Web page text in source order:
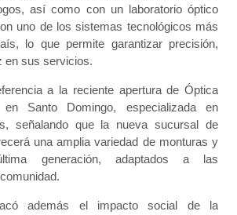
así como con un laboratorio óptico
uno de los sistemas tecnológicos más
lo que permite garantizar precisión,
en sus servicios.
a la reciente apertura de Óptica
en Santo Domingo, especializada en
señalando que la nueva sucursal de
una amplia variedad de monturas y
generación, adaptados a las
además el impacto social de la